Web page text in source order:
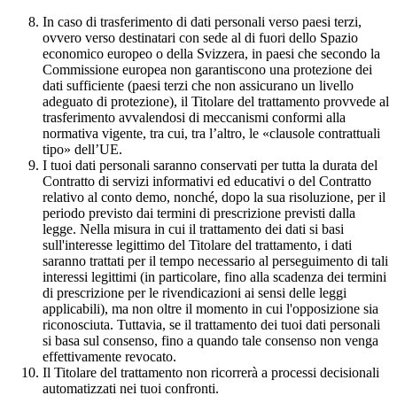
In caso di trasferimento di dati personali verso paesi terzi,
ovvero verso destinatari con sede al di fuori dello Spazio
economico europeo o della Svizzera, in paesi che secondo la
Commissione europea non garantiscono una protezione dei
dati sufficiente (paesi terzi che non assicurano un livello
adeguato di protezione), il Titolare del trattamento provvede al
trasferimento avvalendosi di meccanismi conformi alla
normativa vigente, tra cui, tra l’altro, le «clausole contrattuali
tipo» dell’UE.
I tuoi dati personali saranno conservati per tutta la durata del
Contratto di servizi informativi ed educativi o del Contratto
relativo al conto demo, nonché, dopo la sua risoluzione, per il
periodo previsto dai termini di prescrizione previsti dalla
legge. Nella misura in cui il trattamento dei dati si basi
sull'interesse legittimo del Titolare del trattamento, i dati
saranno trattati per il tempo necessario al perseguimento di tali
interessi legittimi (in particolare, fino alla scadenza dei termini
di prescrizione per le rivendicazioni ai sensi delle leggi
applicabili), ma non oltre il momento in cui l'opposizione sia
riconosciuta. Tuttavia, se il trattamento dei tuoi dati personali
si basa sul consenso, fino a quando tale consenso non venga
effettivamente revocato.
Il Titolare del trattamento non ricorrerà a processi decisionali
automatizzati nei tuoi confronti.